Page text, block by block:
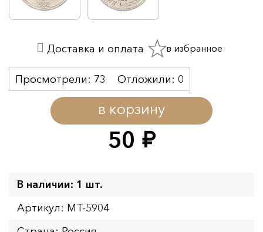
50 руб.
в корзину
Просмотрели: 73 Отложили: 0
Доставка и оплата в избранное
В наличии: 1 шт.
Артикул: MT-5904